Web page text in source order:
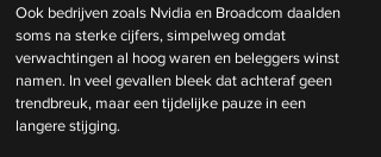
Ook bedrijven zoals Nvidia en Broadcom daalden
soms na sterke cijfers, simpelweg omdat
verwachtingen al hoog waren en beleggers winst
namen. In veel gevallen bleek dat achteraf geen
trendbreuk, maar een tijdelijke pauze in een
langere stijging.